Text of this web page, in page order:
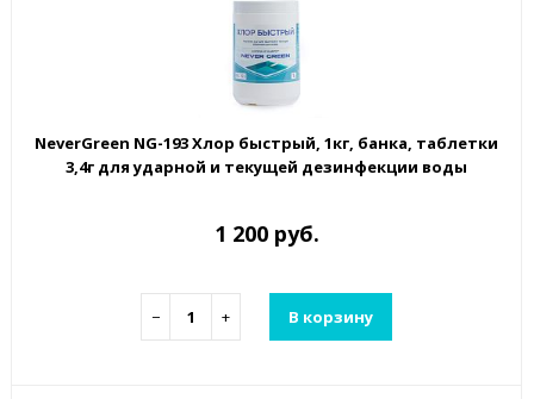
NeverGreen NG-193 Хлор быстрый, 1кг, банка, таблетки
3,4г для ударной и текущей дезинфекции воды
1 200 руб.
− + В корзину